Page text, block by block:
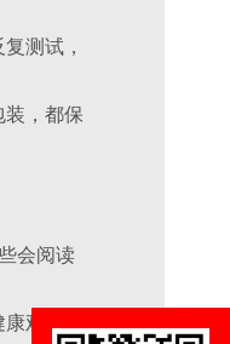
测试，
装，都保
会阅读
观念。